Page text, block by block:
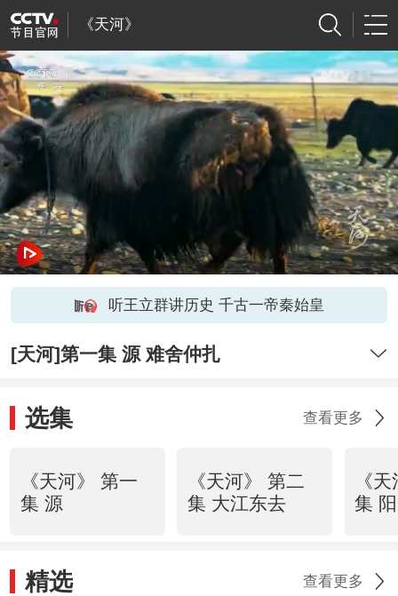
《天河》
听王立群讲历史 千古一帝秦始皇
[天河]第一集 源 难舍仲扎
选集 查看更多
《天河》 第一
集 源
《天河》 第二
集 大江东去
《
集
精选 查看更多